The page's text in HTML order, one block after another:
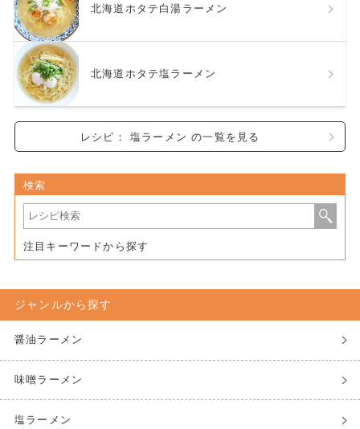
北海道ホタテ白湯ラーメン
北海道ホタテ塩ラーメン
レシピ： 塩ラーメン の一覧を見る
検索
注目キーワードから探す
ジャンルから探す
醤油ラーメン
味噌ラーメン
塩ラーメン